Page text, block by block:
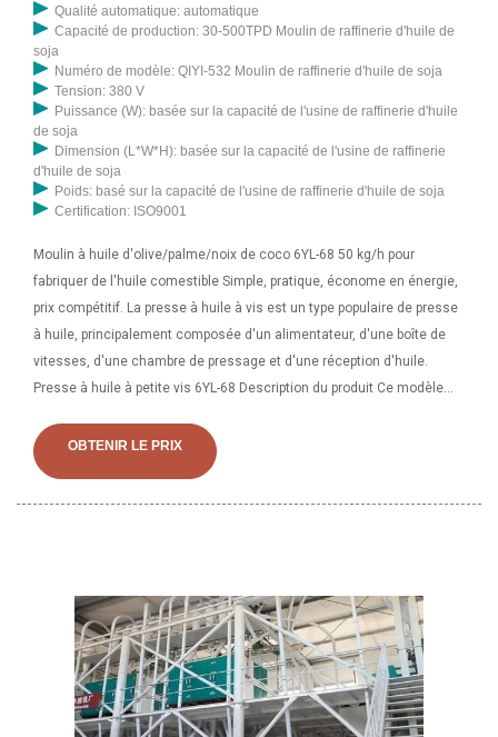
Qualité automatique: automatique
Capacité de production: 30-500TPD Moulin de raffinerie d'huile de
soja
Numéro de modèle: QIYI-532 Moulin de raffinerie d'huile de soja
Tension: 380 V
Puissance (W): basée sur la capacité de l'usine de raffinerie d'huile
de soja
Dimension (L*W*H): basée sur la capacité de l'usine de raffinerie
d'huile de soja
Poids: basé sur la capacité de l'usine de raffinerie d'huile de soja
Certification: ISO9001
Moulin à huile d'olive/palme/noix de coco 6YL-68 50 kg/h pour
fabriquer de l'huile comestible Simple, pratique, économe en énergie,
prix compétitif. La presse à huile à vis est un type populaire de presse
à huile, principalement composée d'un alimentateur, d'une boîte de
vitesses, d'une chambre de pressage et d'une réception d'huile.
Presse à huile à petite vis 6YL-68 Description du produit Ce modèle
avancé. machines de traitement du pétrole, avec la caractéristique
d'une structure simple, d'une opération facile, d'énergie
OBTENIR LE PRIX